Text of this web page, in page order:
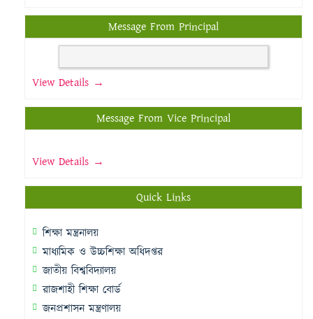
Message From Principal
View Details →
Message From Vice Principal
View Details →
Quick Links
শিক্ষা মন্ত্রনালয়
মাধ্যমিক ও উচ্চশিক্ষা অধিদপ্তর
জাতীয় বিশ্ববিদ্যালয়
রাজশাহী শিক্ষা বোর্ড
জনপ্রশাসন মন্ত্রণালয়